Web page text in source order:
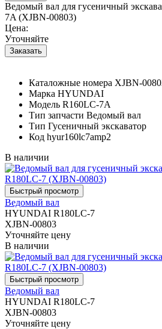
Ведомый вал для гусеничный
7A (XJBN-00803)
Цена:
Уточняйте
Каталожные номера XJBN-
Марка HYUNDAI
Модель R160LC-7A
Тип запчасти Ведомый вал
Тип Гусеничный экскаватор
Код hyur160lc7amp2
В наличии
Ведомый вал
HYUNDAI R180LC-7
XJBN-00803
Уточняйте цену
В наличии
Ведомый вал
HYUNDAI R180LC-7
XJBN-00803
Уточняйте цену